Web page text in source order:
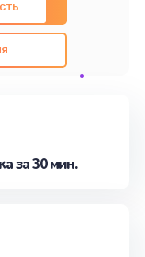
компонентов, а
- предоставить
записаться на
за 30 мин.